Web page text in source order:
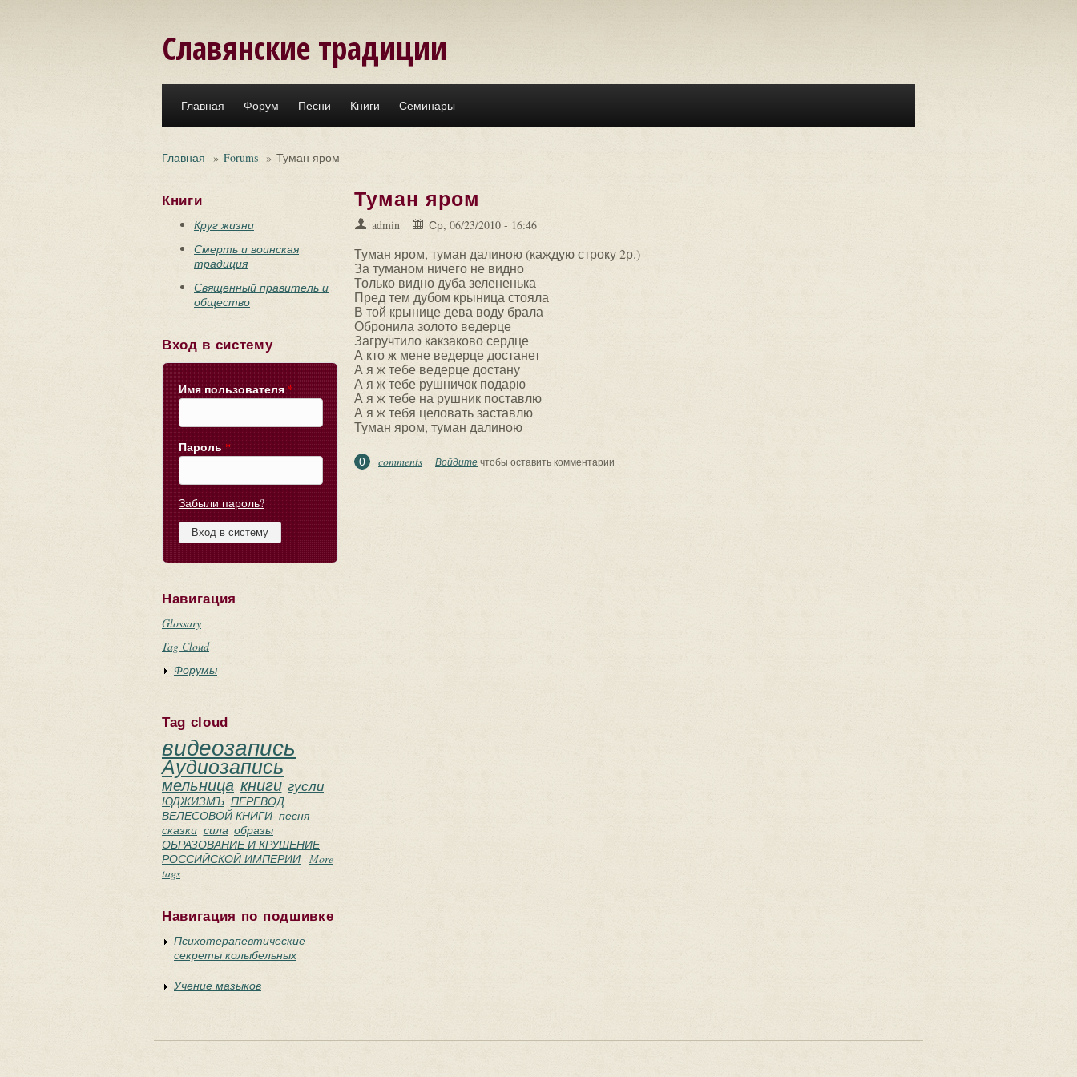
Славянские традиции
Главная Форум Песни Книги Семинары
Главная » Forums » Туман яром
Книги
Круг жизни
Смерть и воинская
традиция
Священный правитель и
общество
Вход в систему
Имя пользователя *
Пароль *
Забыли пароль?
Навигация
Glossary
Tag Cloud
Форумы
Tag cloud
видеозапись
Аудиозапись
мельница книги гусли
ЮДЖИЗМЪ ПЕРЕВОД
ВЕЛЕСОВОЙ КНИГИ песня
сказки сила образы
ОБРАЗОВАНИЕ И КРУШЕНИЕ
РОССИЙСКОЙ ИМПЕРИИ More
tags
Навигация по подшивке
Психотерапевтические
секреты колыбельных
Учение мазыков
Туман яром
admin Ср, 06/23/2010 - 16:46
Туман яром, туман далиною (каждую строку 2р.)
За туманом ничего не видно
Только видно дуба зелененька
Пред тем дубом крыница стояла
В той крынице дева воду брала
Обронила золото ведерце
Загручтило какзаково сердце
А кто ж мене ведерце достанет
А я ж тебе ведерце достану
А я ж тебе рушничок подарю
А я ж тебе на рушник поставлю
А я ж тебя целовать заставлю
Туман яром, туман далиною
0 comments Войдитечтобы оставить комментарии